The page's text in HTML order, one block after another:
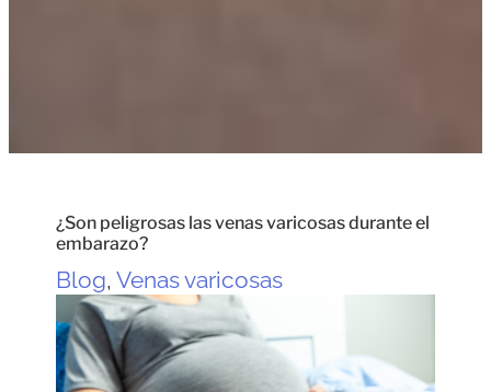
¿Son peligrosas las venas varicosas durante el
embarazo?
Blog,Venas varicosas